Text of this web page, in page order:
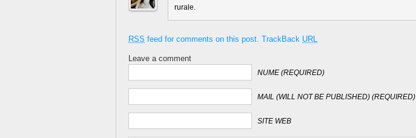
rurale.
RSS feed for comments on this post. TrackBack URL
Leave a comment
NUME (REQUIRED)
MAIL (WILL NOT BE PUBLISHED) (REQUIRED)
SITE WEB